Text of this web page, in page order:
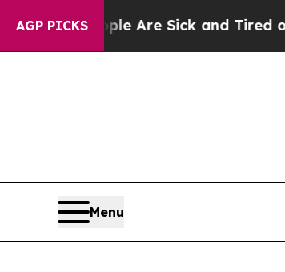
AGP PICKSAre Sick and Tired of This
Menu